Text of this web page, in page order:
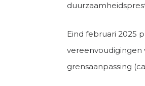
Eind februari 2025
vereenvoudigingen
grensaanpassing